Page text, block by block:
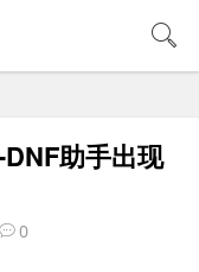
助手出现
0